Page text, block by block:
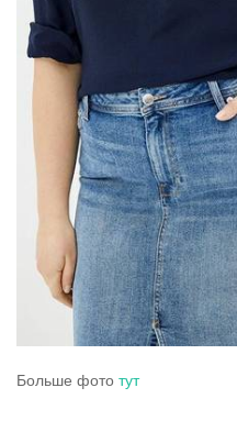
Больше фото тут